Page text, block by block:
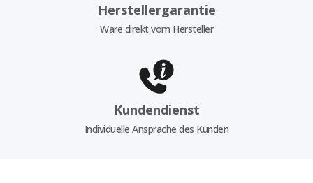
Herstellergarantie
Ware direkt vom Hersteller
Kundendienst
Individuelle Ansprache des Kunden